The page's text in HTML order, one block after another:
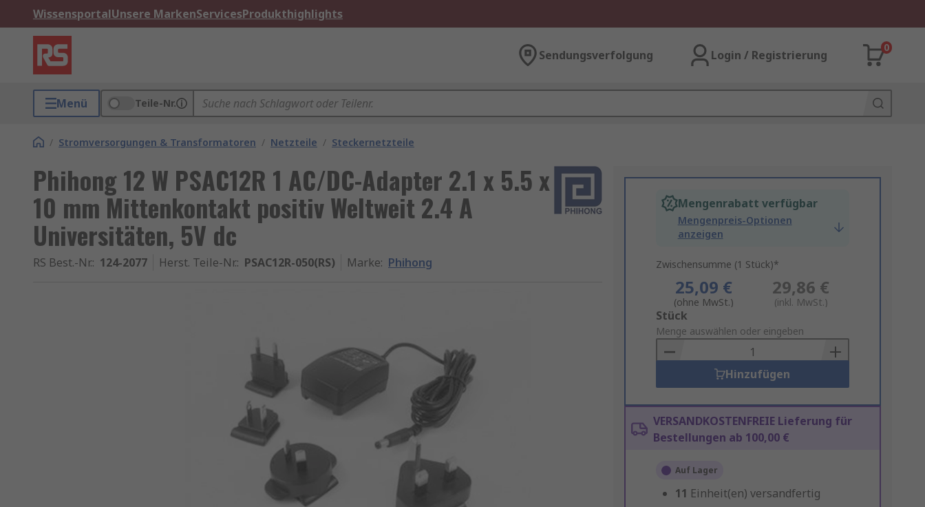
WissensportalUnsere MarkenServicesProdukthighlights
Sendungsverfolgung Login / Registrierung
0
Menü Teile-Nr.
/ Stromversorgungen & Transformatoren / Netzteile / Steckernetzteile
Phihong 12 W PSAC12R 1 AC/DC-Adapter 2.1 x 5.5 x
10 mm Mittenkontakt positiv Weltweit 2.4 A
Universitäten, 5V dc
RS Best.-Nr.: 124-2077 Herst. Teile-Nr.: PSAC12R-050(RS) Marke: Phihong
Mengenrabatt verfügbar
Mengenpreis-Optionen
anzeigen
Zwischensumme (1 Stück)*
25,09 €
(ohne MwSt.)
29,86 €
(inkl. MwSt.)
Add
to
Basket
Stück
Menge auswählen oder eingeben
Hinzufügen
VERSANDKOSTENFREIE Lieferung für
Bestellungen ab 100,00 €
Auf Lager
11 Einheit(en) versandfertig